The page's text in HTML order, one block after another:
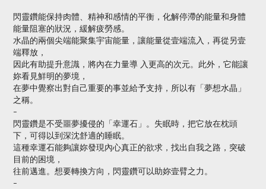
閃靈鑽能保持肉體、精神和感情的平衡，化解停滯的能量和身體
能量阻塞的狀況，緩解疲勞感。
水晶的兩個尖端能聚集宇宙能量，讓能量從壹端流入，再從另壹
端釋放，
因此有助提升意識，將內在力量導 入更高的次元。此外，它能讓
妳看見鮮明的夢境，
在夢中覺察出對自己重要的事並給予支持，所以有「夢想水晶」
之稱。
-
閃靈鑽是不受噩夢擾侵的「幸運石」。失眠時，把它放在枕頭
下，可得以到深沈舒適的睡眠。
這種幸運石能夠讓妳發現內心真正的欲求，找出自我之路，突破
目前的困境，
往前邁進。想要轉換方向，閃靈鑽可以助妳壹臂之力。
-